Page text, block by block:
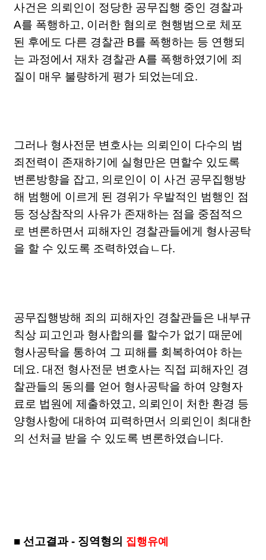
사건은 의뢰인이 정당한 공무집행 중인 경찰과
A를 폭행하고, 이러한 혐의로 현행범으로 체포
된 후에도 다른 경찰관 B를 폭행하는 등 연행되
는 과정에서 재차 경찰관 A를 폭행하였기에 죄
질이 매우 불량하게 평가 되었는데요.
그러나 형사전문 변호사는 의뢰인이 다수의 범
죄전력이 존재하기에 실형만은 면할수 있도록
변론방향을 잡고, 의로인이 이 사건 공무집행방
해 범행에 이르게 된 경위가 우발적인 범행인 점
등 정상참작의 사유가 존재하는 점을 중점적으
로 변론하면서 피해자인 경찰관들에게 형사공탁
을 할 수 있도록 조력하였습ㄴ다.
공무집행방해 죄의 피해자인 경찰관들은 내부규
칙상 피고인과 형사합의를 할수가 없기 때문에
형사공탁을 통하여 그 피해를 회복하여야 하는
데요. 대전 형사전문 변호사는 직접 피해자인 경
찰관들의 동의를 얻어 형사공탁을 하여 양형자
료로 법원에 제출하였고, 의뢰인이 처한 환경 등
양형사항에 대하여 피력하면서 의뢰인이 최대한
의 선처글 받을 수 있도록 변론하였습니다.
■ 선고결과 - 징역형의 집행유예